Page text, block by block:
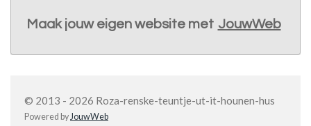
Maak jouw eigen website met JouwWeb
© 2013 - 2026 Roza-renske-teuntje-ut-it-hounen-hus
Powered byJouwWeb